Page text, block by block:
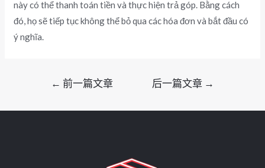
này có thể thanh toán tiền và thực hiện trả góp. Bằng cách
đó, họ sẽ tiếp tục không thể bỏ qua các hóa đơn và bắt đầu có
ý nghĩa.
导
← 前一篇文章 后一篇文章 →